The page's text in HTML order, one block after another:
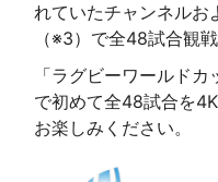
れていたチャンネルお
（※3）で全48試合観
「ラグビーワールド
で初めて全48試合を
お楽しみください。